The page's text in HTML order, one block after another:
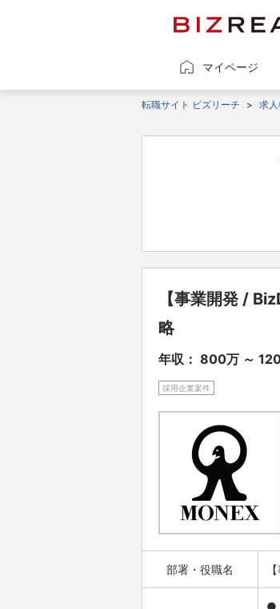
マイページ
転職サイト ビズリーチ > 求
【事業開発 /
略
年収： 800万 ～
採用企業案件
部署・役職名